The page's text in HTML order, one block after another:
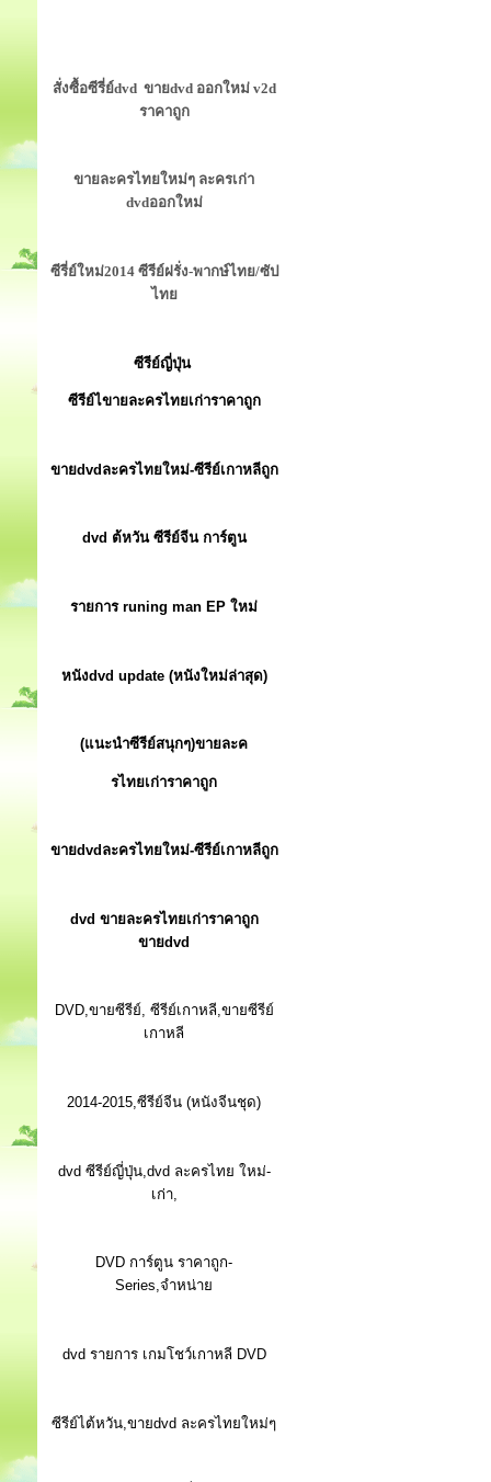
สั่งซื้อซีรี่ย์dvd ขายdvd ออกใหม่ v2d
ราคาถูก
ขายละครไทยใหม่ๆ ละครเก่า
dvdออกใหม่
ซีรี่ย์ใหม่2014 ซีรีย์ฝรั่ง-พากษ์ไทย/ซัป
ไทย
ซีรีย์ญี่ปุ่น
ซีรีย์ไขายละครไทยเก่าราคาถูก
ขายdvdละครไทยใหม่-ซีรีย์เกาหลีถูก
dvd ต้หวัน ซีรีย์จีน การ์ตูน
รายการ runing man EP ใหม่
หนังdvd update (หนังใหม่ล่าสุด)
(แนะนำซีรีย์สนุกๆ)ขายละค
รไทยเก่าราคาถูก
ขายdvdละครไทยใหม่-ซีรีย์เกาหลีถูก
dvd ขายละครไทยเก่าราคาถูก
ขายdvd
DVD,ขายซีรีย์, ซีรีย์เกาหลี,ขายซีรีย์
เกาหลี
2014-2015,ซีรีย์จีน (หนังจีนชุด)
dvd ซีรีย์ญี่ปุ่น,dvd ละครไทย ใหม่-
เก่า,
DVD การ์ตูน ราคาถูก-
Series,จำหน่าย
dvd รายการ เกมโชว์เกาหลี DVD
ซีรีย์ไต้หวัน,ขายdvd ละครไทยใหม่ๆ